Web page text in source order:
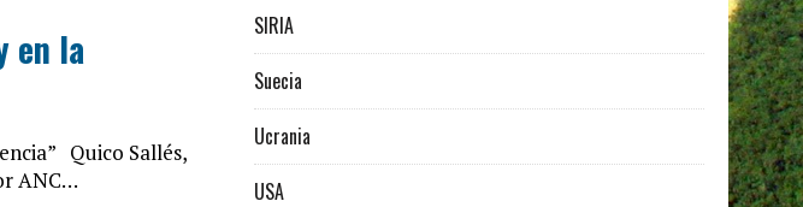
en la
Quico Sallés,
ANC…
SIRIA
Suecia
Ucrania
USA